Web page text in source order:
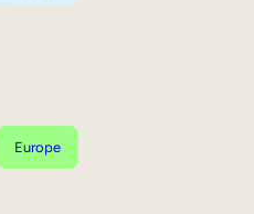
Europe